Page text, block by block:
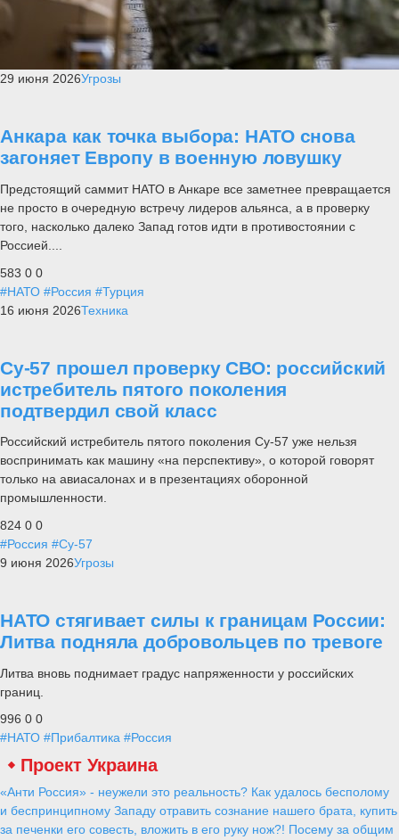
29 июня 2026Угрозы
Анкара как точка выбора: НАТО снова
загоняет Европу в военную ловушку
Предстоящий саммит НАТО в Анкаре все заметнее превращается
не просто в очередную встречу лидеров альянса, а в проверку
того, насколько далеко Запад готов идти в противостоянии с
Россией....
583 0 0
#НАТО #Россия #Турция
16 июня 2026Техника
Су-57 прошел проверку СВО: российский
истребитель пятого поколения
подтвердил свой класс
Российский истребитель пятого поколения Су-57 уже нельзя
воспринимать как машину «на перспективу», о которой говорят
только на авиасалонах и в презентациях оборонной
промышленности.
824 0 0
#Россия #Су-57
9 июня 2026Угрозы
НАТО стягивает силы к границам России:
Литва подняла добровольцев по тревоге
Литва вновь поднимает градус напряженности у российских
границ.
996 0 0
#НАТО #Прибалтика #Россия
Проект Украина
«Анти Россия» - неужели это реальность? Как удалось бесполому
и беспринципному Западу отравить сознание нашего брата, купить
за печенки его совесть, вложить в его руку нож?! Посему за общим